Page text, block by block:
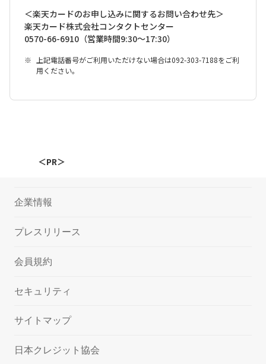
＜楽天カードのお申し込みに関するお問い合わせ先＞
楽天カード株式会社コンタクトセンター
0570-66-6910（営業時間9:30～17:30）
上記電話番号がご利用いただけない場合は092-303-7188をご利
用ください。
＜PR＞
企業情報
プレスリリース
会員規約
セキュリティ
サイトマップ
日本クレジット協会